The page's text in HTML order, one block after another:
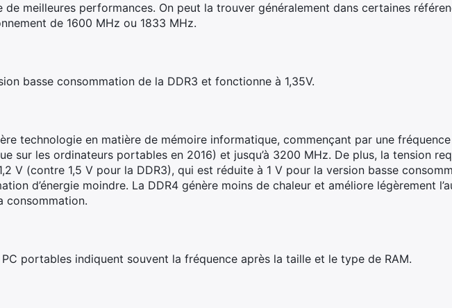
de meilleures performances. On peut la trouver généralement dans certaines
de 1600 MHz ou 1833 MHz.
basse consommation de la DDR3 et fonctionne à 1,35V.
technologie en matière de mémoire informatique, commençant par une fréquence
sur les ordinateurs portables en 2016) et jusqu’à 3200 MHz. De plus, la tension
V (contre 1,5 V pour la DDR3), qui est réduite à 1 V pour la version basse
d’énergie moindre. La DDR4 génère moins de chaleur et améliore légèrement
consommation.
portables indiquent souvent la fréquence après la taille et le type de RAM.